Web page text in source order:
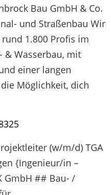
Bau GmbH & Co.
und Straßenbau Wir
1.800 Profis im
& Wasserbau, mit
einer langen
Möglichkeit, dich
(w/m/d) TGA
{Ingenieur/in –
GmbH ## Bau- /